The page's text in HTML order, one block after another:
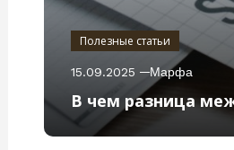
Полезные статьи
15.09.2025 Марфа
В чем разница